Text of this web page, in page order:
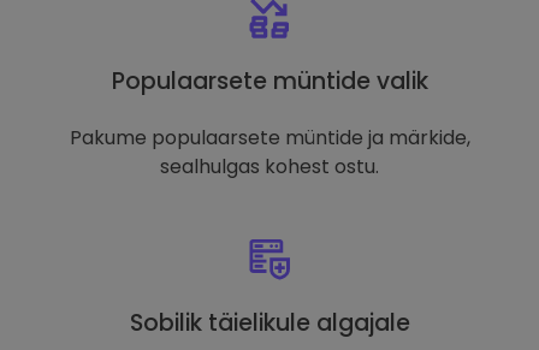
Populaarsete müntide valik
Pakume populaarsete müntide ja märkide,
sealhulgas kohest ostu.
Sobilik täielikule algajale